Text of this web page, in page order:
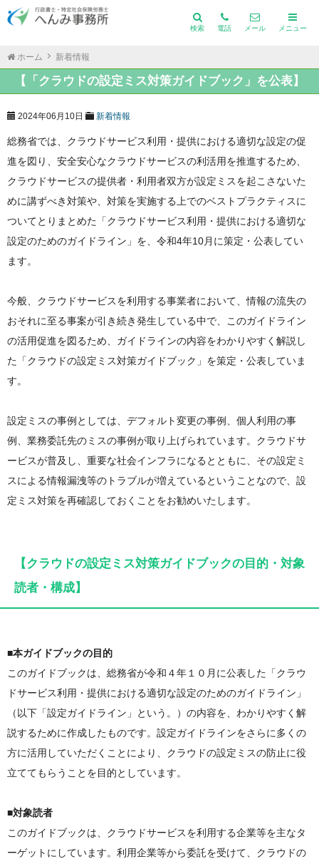
検索 電話 メール メニュー
ホーム 新着情報
【「クラウドの設定ミス対策ガイドブック」を公表】
2024年06月10日 新着情報
総務省では、クラウドサービス利用・提供における適切な設定の促
進を図り、安全安心なクラウドサービスの利活用を推進するため、
クラウドサービスの提供者・利用者双方が設定ミスを起こさないた
めに講ずべき対策や、対策を実施する上でのベストプラクティスに
ついてとりまとめた「クラウドサービス利用・提供における適切な
設定のためのガイドライン」を、令和4年10月に策定・公表してい
ます。
今般、クラウドサービスを利用する事業者において、情報の流失の
おそれに至る事案が引き続き発生している中で、このガイドライン
の活用促進を図るため、ガイドラインの内容をわかりやすく解説し
た「クラウドの設定ミス対策ガイドブック」を策定・公表していま
す。
設定ミスの事例としては、デフォルト変更の事例、個人利用の事
例、業務委託先のミスの事例が取り上げられています。クラウドサ
ービスが普及し、重要な社会インフラになるとともに、その設定ミ
スによる情報漏洩等のトラブルが増えているということなので、設
定ミス対策を再確認しておくことをお勧めいたします。
【クラウドの設定ミス対策ガイドブックの目的・対象
読者・構成】
■本ガイドブックの目的
このガイドブックは、総務省が令和４年１０月に公表した「クラウ
ドサービス利用・提供における適切な設定のためのガイドライン」
（以下「設定ガイドライン」という。）の内容を、わかりやすく解
説するために作成したものです。設定ガイドラインをさらに多くの
方に活用していただくことにより、クラウドの設定ミスの防止に役
立ててもらうことを目的としています。
■対象読者
このガイドブックは、クラウドサービスを利用する企業等を主なタ
ーゲットにしています。利用企業等から委託を受けて、クラウドの